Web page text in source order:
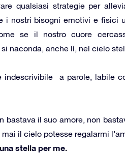
qualsiasi strategie per
i nostri bisogni emotivi e fisici
se il nostro cuore
naconda, anche lì, nel cielo
indescrivibile a parole, labile
il suo amore, non
il cielo potesse regalarmi
stella per me.